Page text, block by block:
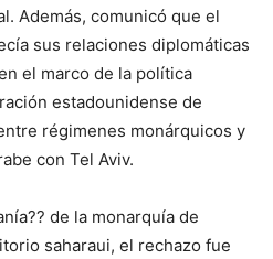
Además, comunicó que el
sus relaciones diplomáticas
el marco de la política
estadounidense de
régimenes monárquicos y
con Tel Aviv.
de la monarquía de
saharaui, el rechazo fue